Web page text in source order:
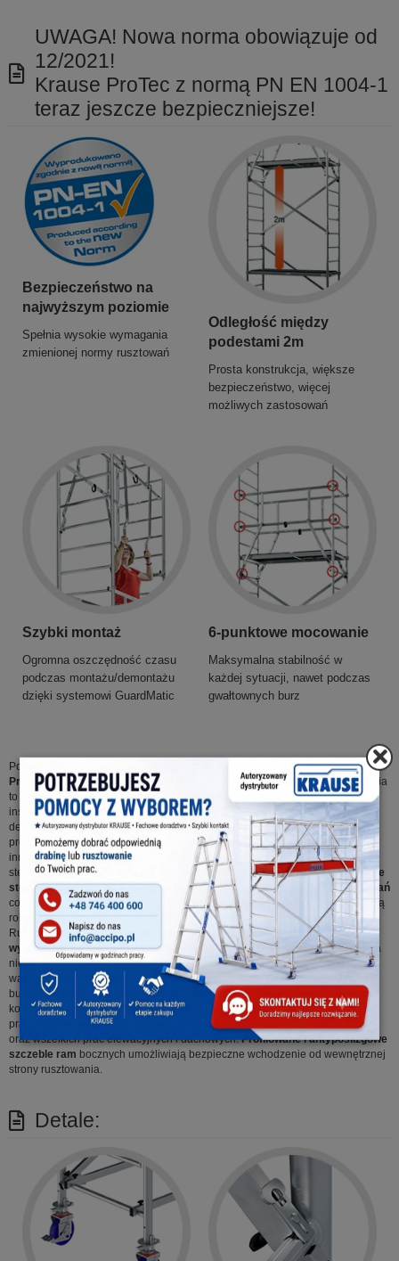
UWAGA! Nowa norma obowiązuje od
12/2021!
Krause ProTec z normą PN EN 1004-1
teraz jeszcze bezpieczniejsze!
Bezpieczeństwo na
najwyższym poziomie
Spełnia wysokie wymagania
zmienionej normy rusztowań
Odległość między
podestami 2m
Prosta konstrukcja, większe
bezpieczeństwo, więcej
możliwych zastosowań
Szybki montaż
Ogromna oszczędność czasu
podczas montażu/demontażu
dzięki systemowi GuardMatic
6-punktowe mocowanie
Maksymalna stabilność w
każdej sytuacji, nawet podczas
gwałtownych burz
Podobnie jak inne rusztowania producenta KRAUSE również rusztowanie
ProTecdaje spore pole manewru, jeśli chodzi o wysokość roboczą. Umożliwia
to wykonywanie różnego typu prac budowlanych, wykończeniowych czy
instalacyjnych nawetdo wysokości roboczej 12,20 m
. Jego montaż i
demontaż nie sprawia większych trudności dzięki niewielkiej wadze oraz
prostym rozwiązaniom technologicznym. Zastosowanie nowego,
innowacyjnego systemu poręczy
GuardMatic System
z pełną integracją
stężeń ukośnychzabezpiecza podczas montażu rusztowania.Zintegrowane
stężenia ukośne zostały wyposażone w półautomatyczny system mocowań
co ułatwia łatwy i szybki montaż. Liczba pomostów wzrasta wraz z wysokością
roboczą, tym samym odległość między pomostami nie przekracza 2m.
Rusztowaniespełnia wysokie wymagania bezpieczeństwa
oraz jest
wygodne w eksploatacji. Materiał rusztowania jest dużo bardziej odporny na
niekorzystne warunki atmosferyczne i dłużej od stali opiera się korozji. To
ważna zaleta, szczególnie gdy chodzi o rusztowania stawiane na zewnątrz
budynków. Ma to też wpływ na mniejsze problemy z przechowywaniem oraz
konserwacją i posłuży Państwu nawet na kilkadziesiąt lat. Sprawdza się w
pracach prowadzonych na zewnątrz – podczas wznoszenia wysokich ścian
oraz wszelkich prac elewacyjnych i dachowych.Profilowane i antypoślizgowe
szczeble ram bocznych umożliwiają bezpieczne wchodzenie od wewnętrznej
strony rusztowania.
Detale: